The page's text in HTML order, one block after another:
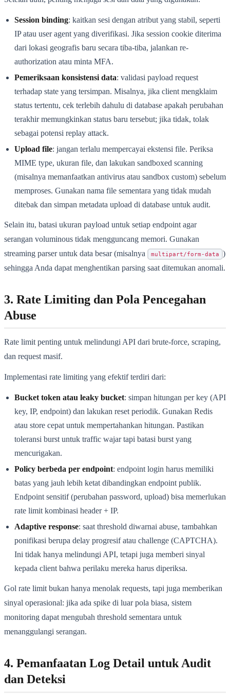
Session binding: kaitkan sesi dengan atribut yang stabil, seperti
IP atau user agent yang diverifikasi. Jika session cookie diterima
dari lokasi geografis baru secara tiba-tiba, jalankan re-
authorization atau minta MFA.
Pemeriksaan konsistensi data: validasi payload request
terhadap state yang tersimpan. Misalnya, jika client mengklaim
status tertentu, cek terlebih dahulu di database apakah perubahan
terakhir memungkinkan status baru tersebut; jika tidak, tolak
sebagai potensi replay attack.
Upload file: jangan terlalu mempercayai ekstensi file. Periksa
MIME type, ukuran file, dan lakukan sandboxed scanning
(misalnya memanfaatkan antivirus atau sandbox custom) sebelum
memproses. Gunakan nama file sementara yang tidak mudah
ditebak dan simpan metadata upload di database untuk audit.
Selain itu, batasi ukuran payload untuk setiap endpoint agar
serangan voluminous tidak mengguncang memori. Gunakan
streaming parser untuk data besar (misalnya
multipart/form-data )
sehingga Anda dapat menghentikan parsing saat ditemukan anomali.
3. Rate Limiting dan Pola Pencegahan
Abuse
Rate limit penting untuk melindungi API dari brute-force, scraping,
dan request masif.
Implementasi rate limiting yang efektif terdiri dari:
Bucket token atau leaky bucket: simpan hitungan per key (API
key, IP, endpoint) dan lakukan reset periodik. Gunakan Redis
atau store cepat untuk mempertahankan hitungan. Pastikan
toleransi burst untuk traffic wajar tapi batasi burst yang
mencurigakan.
Policy berbeda per endpoint: endpoint login harus memiliki
batas yang jauh lebih ketat dibandingkan endpoint publik.
Endpoint sensitif (perubahan password, upload) bisa memerlukan
rate limit kombinasi header + IP.
Adaptive response: saat threshold diwarnai abuse, tambahkan
ponifikasi berupa delay progresif atau challenge (CAPTCHA).
Ini tidak hanya melindungi API, tetapi juga memberi sinyal
kepada client bahwa perilaku mereka harus diperiksa.
Gol rate limit bukan hanya menolak requests, tapi juga memberikan
sinyal operasional: jika ada spike di luar pola biasa, sistem
monitoring dapat mengubah threshold sementara untuk
menanggulangi serangan.
4. Pemanfaatan Log Detail untuk Audit
dan Deteksi